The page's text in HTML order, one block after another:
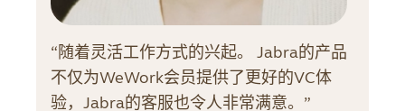
“随着灵活工作方式的兴起。 Jabra的产品
不仅为WeWork会员提供了更好的VC体
验，Jabra的客服也令人非常满意。”